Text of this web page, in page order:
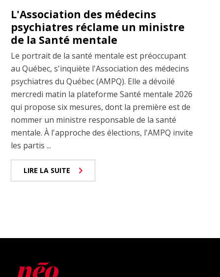
L'Association des médecins
psychiatres réclame un ministre
de la Santé mentale
Le portrait de la santé mentale est préoccupant
au Québec, s'inquiète l'Association des médecins
psychiatres du Québec (AMPQ). Elle a dévoilé
mercredi matin la plateforme Santé mentale 2026
qui propose six mesures, dont la première est de
nommer un ministre responsable de la santé
mentale. À l'approche des élections, l'AMPQ invite
les partis ...
LIRE LA SUITE